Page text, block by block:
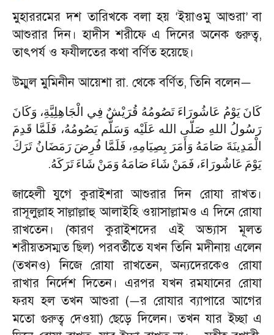
মুহাররমের দশ তারিখকে বলা হয় ‘ইয়াওমু আশুরা’ বা
আশুরার দিন। হাদীস শরীফে এ দিনের অনেক গুরুত্ব,
তাৎপর্য ও ফযীলতের কথা বর্ণিত হয়েছে।
উম্মুল মুমিনীন আয়েশা রা. থেকে বর্ণিত,তিনি বলেন—
كَانَ يَوْمُ عَاشُورَاءَ تَصُومُهُ قُرَيْشٌ فِي الْجَاهِلِيَّةِ، وَكَانَ
رَسُولُ اللهِ صَلّى الله عَلَيْه وَسَلَّم يَصُومُهُ، فَلَمَّا قَدِمَ
الْمَدِينَةَ صَامَهُ وَأَمَرَ بِصِيَامِهِ، فَلَمَّا فُرِضَ رَمَضَانُ تَرَكَ
يَوْمَ عَاشُورَاءَ، فَمَنْ شَاءَ صَامَهُ وَمَنْ شَاءَتَرَكَهُ.
জাহেলী যুগে কুরাইশরা আশুরার দিন রোযা রাখত।
রাসূলুল্লাহ সাল্লাল্লাহু আলাইহি ওয়াসাল্লামও এ দিনে রোযা
রাখতেন। (কারণ কুরাইশদের এই অভ্যাস মূলত
শরীয়তসম্মত ছিল) পরবর্তীতে যখন তিনি মদীনায় এলেন
(তখনও) নিজে রোযা রাখতেন,অন্যদেরকেও রোযা
রাখার নির্দেশ দিতেন। এরপর যখন রমযানের রোযা
ফরয হল তখন আশুরা (—র রোযার ব্যাপারে আগের
মতো গুরুত্ব দেওয়া) ছেড়ে দিলেন। তখন যার ইচ্ছা এ